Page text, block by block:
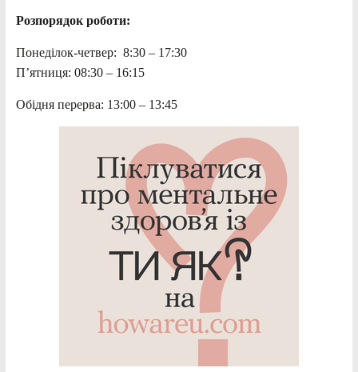
Розпорядок роботи:
Понеділок-четвер: 8:30 – 17:30
П’ятниця: 08:30 – 16:15
Обідня перерва: 13:00 – 13:45